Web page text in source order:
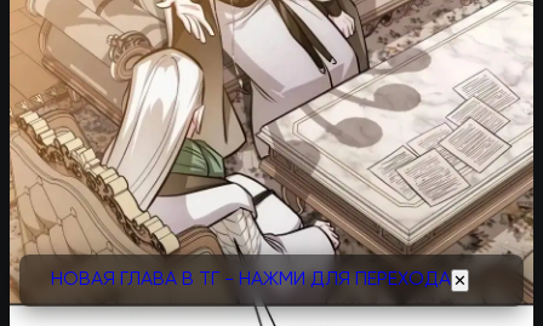
НОВАЯ ГЛАВА В ТГ - НАЖМИ ДЛЯ ПЕРЕХОДА ✕